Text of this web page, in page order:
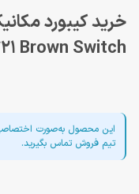
Brown Switch
این محصول به‌صورت
تیم فروش تماس بگیرید.